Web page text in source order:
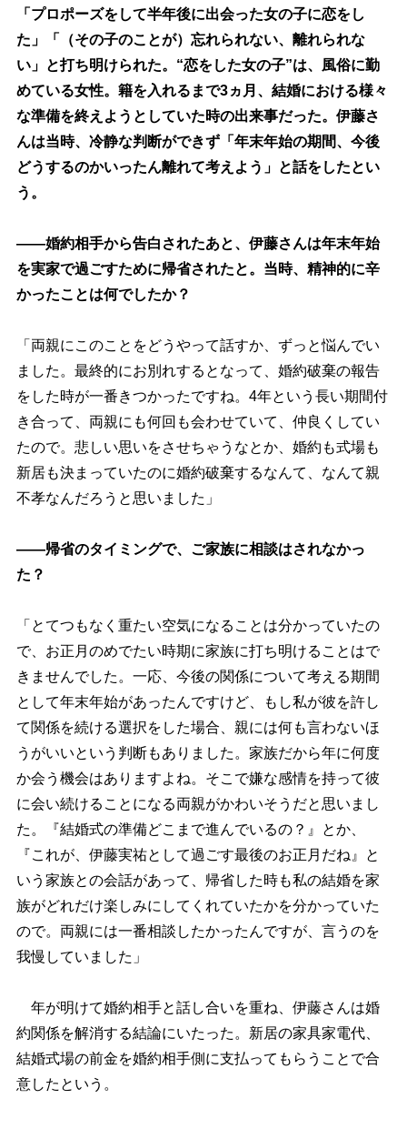
「プロポーズをして半年後に出会った女の子に恋をし
た」「（その子のことが）忘れられない、離れられな
い」と打ち明けられた。“恋をした女の子”は、風俗に勤
めている女性。籍を入れるまで3ヵ月、結婚における様々
な準備を終えようとしていた時の出来事だった。伊藤さ
んは当時、冷静な判断ができず「年末年始の期間、今後
どうするのかいったん離れて考えよう」と話をしたとい
う。
――婚約相手から告白されたあと、伊藤さんは年末年始
を実家で過ごすために帰省されたと。当時、精神的に辛
かったことは何でしたか？
「両親にこのことをどうやって話すか、ずっと悩んでい
ました。最終的にお別れするとなって、婚約破棄の報告
をした時が一番きつかったですね。4年という長い期間付
き合って、両親にも何回も会わせていて、仲良くしてい
たので。悲しい思いをさせちゃうなとか、婚約も式場も
新居も決まっていたのに婚約破棄するなんて、なんて親
不孝なんだろうと思いました」
――帰省のタイミングで、ご家族に相談はされなかっ
た？
「とてつもなく重たい空気になることは分かっていたの
で、お正月のめでたい時期に家族に打ち明けることはで
きませんでした。一応、今後の関係について考える期間
として年末年始があったんですけど、もし私が彼を許し
て関係を続ける選択をした場合、親には何も言わないほ
うがいいという判断もありました。家族だから年に何度
か会う機会はありますよね。そこで嫌な感情を持って彼
に会い続けることになる両親がかわいそうだと思いまし
た。『結婚式の準備どこまで進んでいるの？』とか、
『これが、伊藤実祐として過ごす最後のお正月だね』と
いう家族との会話があって、帰省した時も私の結婚を家
族がどれだけ楽しみにしてくれていたかを分かっていた
ので。両親には一番相談したかったんですが、言うのを
我慢していました」
年が明けて婚約相手と話し合いを重ね、伊藤さんは婚
約関係を解消する結論にいたった。新居の家具家電代、
結婚式場の前金を婚約相手側に支払ってもらうことで合
意したという。